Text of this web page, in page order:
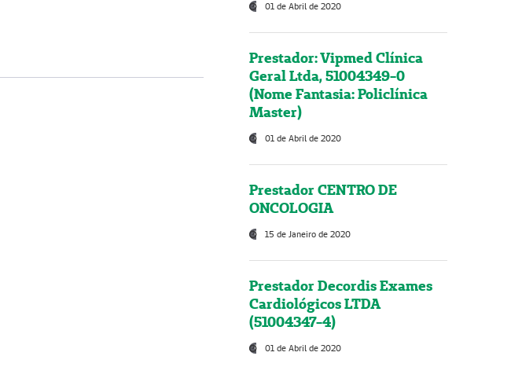
01 de Abril de 2020
Prestador: Vipmed Clínica
Geral Ltda, 51004349-0
(Nome Fantasia: Policlínica
Master)
01 de Abril de 2020
Prestador CENTRO DE
ONCOLOGIA
15 de Janeiro de 2020
Prestador Decordis Exames
Cardiológicos LTDA
(51004347-4)
01 de Abril de 2020